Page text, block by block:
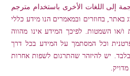
إلى اللغات الأخرى باستخدام مترجم
בחוזרים ובמאמרים הנו מידע כללי
ו/או השמטות. לפיכך המידע אינו מהווה
וכל המסתמך על המידע בכל דרך
יש להיזהר שהתרגום לשפות אחרות